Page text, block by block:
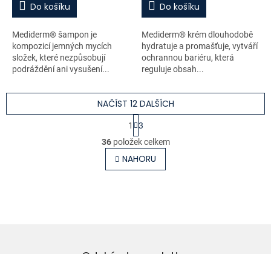
Do košíku
Mediderm® šampon je
kompozicí jemných mycích
složek, které nezpůsobují
podráždění ani vysušení...
Do košíku
Mediderm® krém dlouhodobě
hydratuje a promašťuje, vytváří
ochrannou bariéru, která
reguluje obsah...
O
v
l
á
NAČÍST 12 DALŠÍCH
S
t
r
á
n
k
1
3
36položek celkem
NAHORU